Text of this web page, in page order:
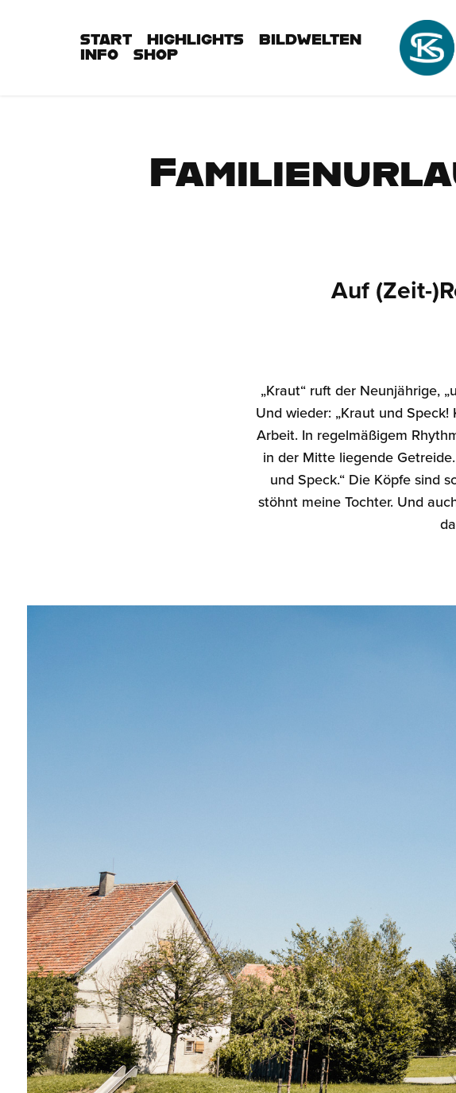
START HIGHLIGHTS
BILDWELTEN
INFO
SHOP
Auf (Zeit-
„Kraut“ ruft der Neunjährige,
Und wieder: „Kraut und
Arbeit. In regelmäßigem
in der Mitte liegende
und Speck.“ Die Köpfe sind
stöhnt meine Tochter. Und